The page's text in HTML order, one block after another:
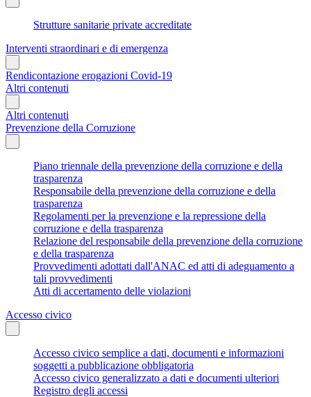
Strutture sanitarie private accreditate
Interventi straordinari e di emergenza
Rendicontazione erogazioni Covid-19
Altri contenuti
Altri contenuti
Prevenzione della Corruzione
Piano triennale della prevenzione della corruzione e della
trasparenza
Responsabile della prevenzione della corruzione e della
trasparenza
Regolamenti per la prevenzione e la repressione della
corruzione e della trasparenza
Relazione del responsabile della prevenzione della corruzione
e della trasparenza
Provvedimenti adottati dall'ANAC ed atti di adeguamento a
tali provvedimenti
Atti di accertamento delle violazioni
Accesso civico
Accesso civico semplice a dati, documenti e informazioni
soggetti a pubblicazione obbligatoria
Accesso civico generalizzato a dati e documenti ulteriori
Registro degli accessi